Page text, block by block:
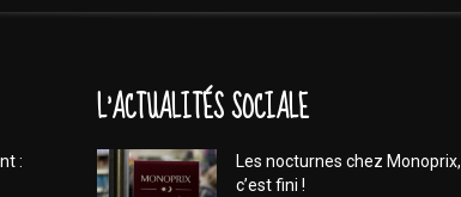
:
L'ACTUALITÉS SOCIALE
Les nocturnes chez Monoprix,
c’est fini !